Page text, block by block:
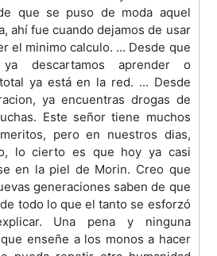
que se puso de moda aquel
ahí fue cuando dejamos de usar
el minimo calculo. ... Desde que
descartamos aprender o
ya está en la red. ... Desde
ya encuentras drogas de
Este señor tiene muchos
pero en nuestros dias,
lo cierto es que hoy ya casi
en la piel de Morin. Creo que
generaciones saben de que
todo lo que el tanto se esforzó
Una pena y ninguna
enseñe a los monos a hacer